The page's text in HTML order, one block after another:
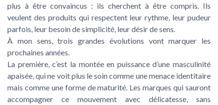
plus à être convaincus : ils cherchent à être compris. Ils
veulent des produits qui respectent leur rythme, leur pudeur
parfois, leur besoin de simplicité, leur désir de sens.
À mon sens, trois grandes évolutions vont marquer les
prochaines années.
La première, c’est la montée en puissance d’une masculinité
apaisée, qui ne voit plus le soin comme une menace identitaire
mais comme une forme de maturité. Les marques qui sauront
accompagner ce mouvement avec délicatesse, sans